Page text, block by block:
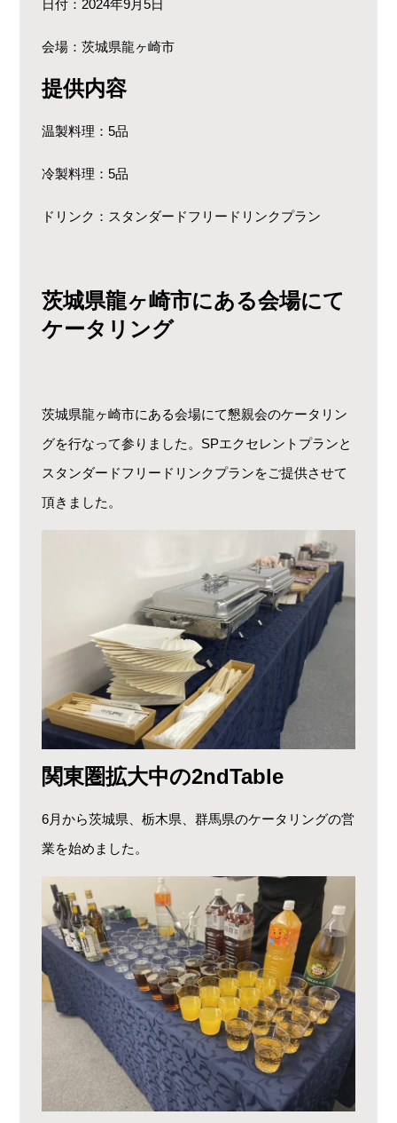
日付：2024年9月5日
会場：茨城県龍ヶ崎市
提供内容
温製料理：5品
冷製料理：5品
ドリンク：スタンダードフリードリンクプラン
茨城県龍ヶ崎市にある会場にて
ケータリング
茨城県龍ヶ崎市にある会場にて懇親会のケータリン
グを行なって参りました。SPエクセレントプランと
スタンダードフリードリンクプランをご提供させて
頂きました。
関東圏拡大中の2ndTable
6月から茨城県、栃木県、群馬県のケータリングの営
業を始めました。